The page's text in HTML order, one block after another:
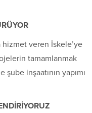
hizmet veren İskele’ye
tamamlanmak
inşaatının yapımı